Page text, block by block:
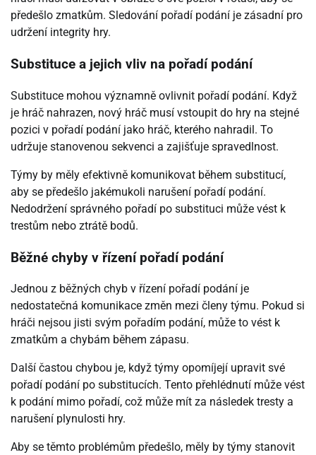
předešlo zmatkům. Sledování pořadí podání je zásadní pro
udržení integrity hry.
Substituce a jejich vliv na pořadí podání
Substituce mohou významně ovlivnit pořadí podání. Když
je hráč nahrazen, nový hráč musí vstoupit do hry na stejné
pozici v pořadí podání jako hráč, kterého nahradil. To
udržuje stanovenou sekvenci a zajišťuje spravedlnost.
Týmy by měly efektivně komunikovat během substitucí,
aby se předešlo jakémukoli narušení pořadí podání.
Nedodržení správného pořadí po substituci může vést k
trestům nebo ztrátě bodů.
Běžné chyby v řízení pořadí podání
Jednou z běžných chyb v řízení pořadí podání je
nedostatečná komunikace změn mezi členy týmu. Pokud si
hráči nejsou jisti svým pořadím podání, může to vést k
zmatkům a chybám během zápasu.
Další častou chybou je, když týmy opomíjejí upravit své
pořadí podání po substitucích. Tento přehlédnutí může vést
k podání mimo pořadí, což může mít za následek tresty a
narušení plynulosti hry.
Aby se těmto problémům předešlo, měly by týmy stanovit